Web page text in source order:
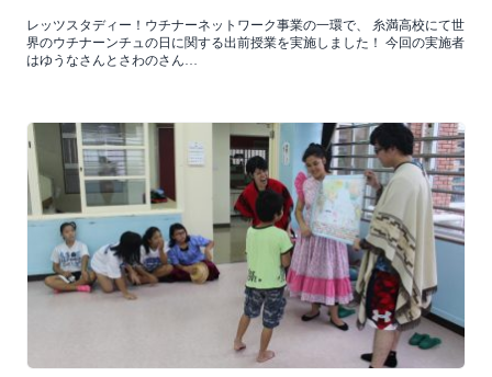
レッツスタディー！ウチナーネットワーク事業の一環で、 糸満高校にて世
界のウチナーンチュの日に関する出前授業を実施しました！ 今回の実施者
はゆうなさんとさわのさん…